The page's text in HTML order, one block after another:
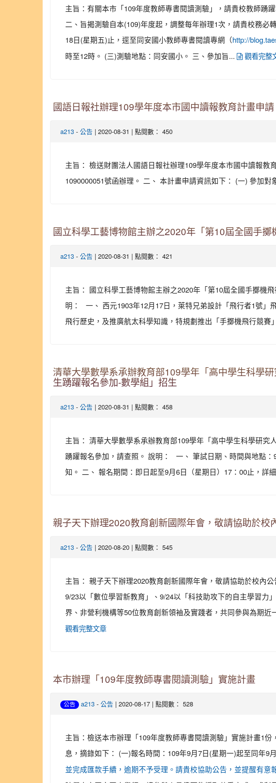
主旨：有關本市「109年度教師專書閱讀測驗」，請貴校教師踴
二、旨揭測驗自本(109)年度起，調整每年辦理1次，請貴校務
18日(星期五)止，逕至同安國小教師專書閱讀專網（ http://
時至12時。 (三)測驗地點：同安國小。 三、參加旨...
觀看完整
國語日報社辦理109學年度本市國中讀報教育計畫申請
a213 - 公告 | 2020-08-31 | 點閱數： 450
主旨： 檢送財團法人國語日報社辦理109學年度本市國中讀報
1090000051號函辦理。 二、 本計畫申請資訊如下： (一) 參加
國立科學工藝博物館主辦之2020年「第10屆全國手
a213 - 公告 | 2020-08-31 | 點閱數： 421
主旨： 國立科學工藝博物館主辦之2020年「第10屆全國手擲機
明： 一、 西元1903年12月17日，萊特兄弟設計「飛行者1號」
飛行歷史，及推廣航太科學知識，特規劃推出「手擲機飛行競
清華大學數學系承辦教育部109學年「高中學生科學
生踴躍報名參加-數學組」招生
a213 - 公告 | 2020-08-31 | 點閱數： 458
主旨： 清華大學數學系承辦教育部109學年「高中學生科學研
踴躍報名參加，請查照。 說明： 一、 筆試日期、時間與地點
知。 二、 報名期間：即日起至9月6日（星期日）17：00止，詳
親子天下辦理2020教育創新國際年會，敬請協助於校
a213 - 公告 | 2020-08-20 | 點閱數： 545
主旨： 親子天下辦理2020教育創新國際年會，敬請協助於校內
9/23以「數位學習新教育」、9/24以「科技助攻下的自主學習
界、非營利機構等50位教育創新領袖及實踐者，共同參與為期
觀看完整文章
本市辦理「109年度教師專書閱讀測驗」實施計畫
公告 a213 - 公告 | 2020-08-17 | 點閱數： 528
主旨：檢送本市辦理「109年度教師專書閱讀測驗」實施計畫1
息，摘錄如下： (一)報名時間：109年9月7日(星期一)起至同年9
並完成匯款手續，逾期不予受理。請貴校協助公告，並提醒有意